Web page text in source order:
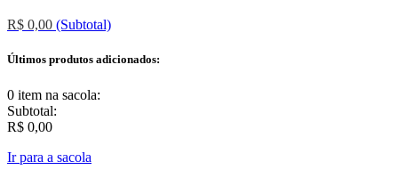
R$ 0,00 (Subtotal)
Últimos produtos adicionados:
0 item na sacola:
Subtotal:
R$ 0,00
Ir para a sacola